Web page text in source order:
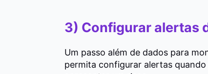
3) Configurar alertas
Um passo além de dados para
permita configurar alertas